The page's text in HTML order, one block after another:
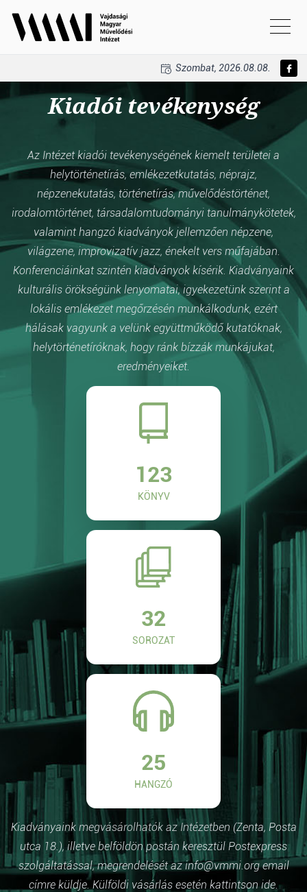
Szombat, 2026.08.08.
Kiadói tevékenység
Az Intézet kiadói tevékenységének kiemelt területei a
helytörténetírás, emlékezetkutatás, néprajz,
népzenekutatás, történetírás, művelődéstörténet,
irodalomtörténet, társadalomtudományi tanulmánykötetek,
valamint hangzó kiadványok jellemzően népzene,
világzene, improvizatív jazz, énekelt vers műfajában.
Konferenciáinkat szintén kiadványok kísérik. Kiadványaink
kulturális örökségünk lenyomatai, igyekezetünk szerint a
lokális emlékezet megőrzésén munkálkodunk, ezért
hálásak vagyunk a velünk együttműködő kutatóknak,
helytörténetíróknak, hogy ránk bízzák munkájukat,
eredményeiket.
123
KÖNYV
32
SOROZAT
25
HANGZÓ
Kiadványaink megvásárolhatók az Intézetben (Zenta, Posta
utca 18.), illetve belföldön postán keresztül Postexpress
szolgáltatással, megrendelését az info@vmmi.org email
címre küldje. Külföldi vásárlás esetén kattintson ide.